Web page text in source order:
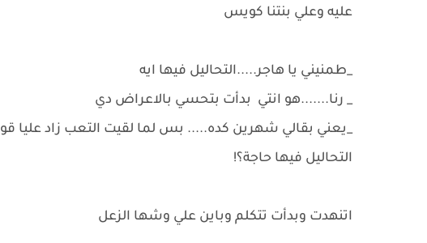
عليه وعلي بنتنا كويس
_طمنيني يا هاجر.....التحاليل فيها ايه
_ رنا.......هو انتي بدأت بتحسي بالاعراض دي
_يعني بقالي شهرين كده..... بس لما لقيت التعب زاد عليا
التحاليل فيها حاجة؟!
اتنهدت وبدأت تتكلم وباين علي وشها الزعل